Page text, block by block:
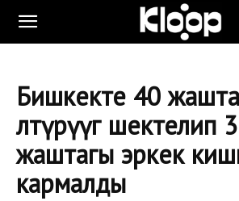
Бишкекте 40
өлтүрүүгө шектелип
жаштагы эркек
кармалды